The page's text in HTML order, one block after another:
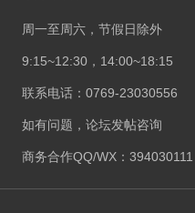
周一至周六，节假日除外
9:15~12:30，14:00~18:15
联系电话：0769-23030556
如有问题，论坛发帖咨询
商务合作QQ/WX：394030111